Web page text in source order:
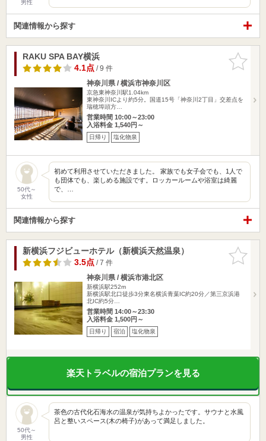
男性
関連情報から探す
お気に入
りに追加
RAKU SPA BAY横浜
4.1点/ 9 件
神奈川県 / 横浜市神奈川区
京急東神奈川駅1.04km
東神奈川ICより約5分。国道15号「神奈川2丁目」交差点を
瑞穂埠頭方…
営業時間 10:00～23:00
入浴料金 1,540円～
日帰り 塩化物泉
50代～
女性
初めて利用させていただきました。 家族でも女子会でも、1人で
も団体でも、楽しめる施設です。ロッカールームや浴室は綺麗
で、…
関連情報から探す
お気に入
りに追加
新横浜フジビューホテル（新横浜天然温泉）
3.5点/ 7 件
神奈川県 / 横浜市港北区
新横浜駅252m
新横浜駅北口徒歩3分東名横浜青葉IC約20分／第三京浜港
北IC約5分…
営業時間 14:00～23:30
入浴料金 1,500円～
日帰り 宿泊 塩化物泉
楽天トラベルの宿泊プランを見る
50代～
男性
茶色の古代化石海水の温泉が気持ちよかったです。サウナと水風
呂と整いスペース(木の椅子)があって満足しました。